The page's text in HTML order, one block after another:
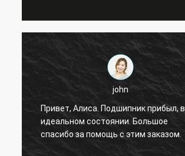
john
Привет, Алиса. Подшипник прибыл, в
идеальном состоянии. Большое
спасибо за помощь с этим заказом.